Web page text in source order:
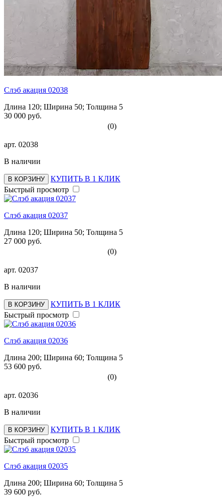
Слэб акация 02038
Длина 120; Ширина 50; Толщина 5
30 000 руб.
(0)
арт. 02038
В наличии
В КОРЗИНУ
КУПИТЬ В 1 КЛИК
Быстрый просмотр
Слэб акация 02037
Длина 120; Ширина 50; Толщина 5
27 000 руб.
(0)
арт. 02037
В наличии
В КОРЗИНУ
КУПИТЬ В 1 КЛИК
Быстрый просмотр
Слэб акация 02036
Длина 200; Ширина 60; Толщина 5
53 600 руб.
(0)
арт. 02036
В наличии
В КОРЗИНУ
КУПИТЬ В 1 КЛИК
Быстрый просмотр
Слэб акация 02035
Длина 200; Ширина 60; Толщина 5
39 600 руб.